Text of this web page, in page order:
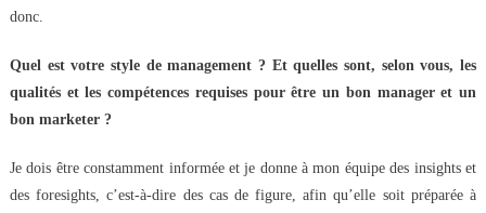
donc.
Quel est votre style de management ? Et quelles sont, selon vous, les
qualités et les compétences requises pour être un bon manager et un
bon marketer ?
Je dois être constamment informée et je donne à mon équipe des insights et
des foresights, c’est-à-dire des cas de figure, afin qu’elle soit préparée à